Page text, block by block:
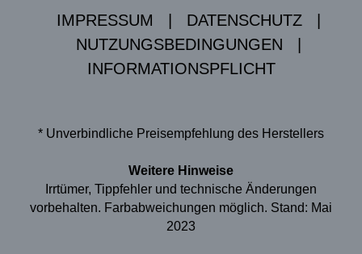
IMPRESSUM DATENSCHUTZ
NUTZUNGSBEDINGUNGEN
INFORMATIONSPFLICHT
* Unverbindliche Preisempfehlung des Herstellers
Weitere Hinweise
Irrtümer, Tippfehler und technische Änderungen
vorbehalten. Farbabweichungen möglich. Stand: Mai
2023